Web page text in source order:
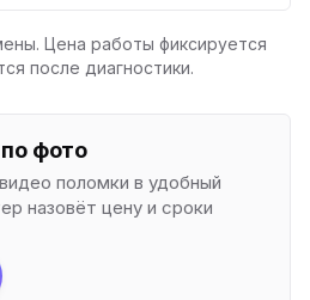
Цена работы фиксируется
после диагностики.
фото
поломки в удобный
назовёт цену и сроки